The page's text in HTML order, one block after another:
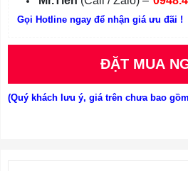
Gọi Hotline ngay để nhận giá ưu đãi !
ĐẶT MUA
(Quý khách lưu ý, giá trên chưa bao